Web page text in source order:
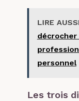
LIRE
personnel
Les trois